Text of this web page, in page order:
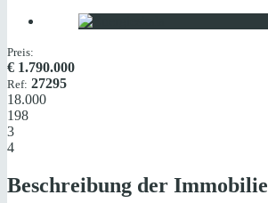
Preis:
€ 1.790.000
Ref: 27295
18.000
198
3
4
Beschreibung der Immobilie